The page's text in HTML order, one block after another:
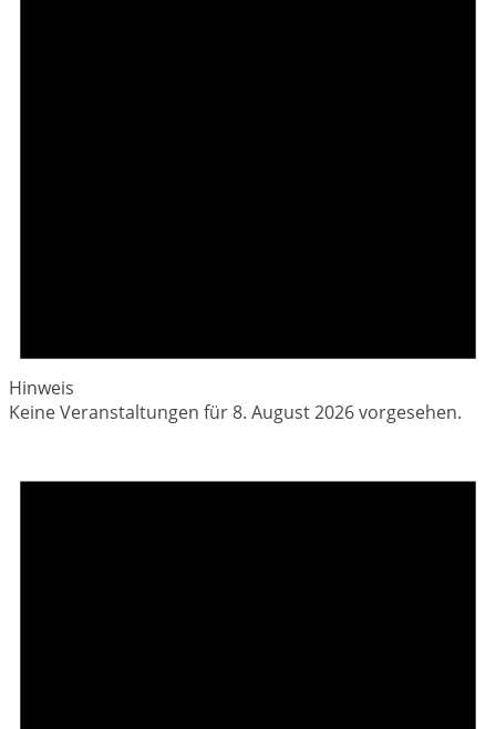
Hinweis
Keine Veranstaltungen für 8. August 2026 vorgesehen.